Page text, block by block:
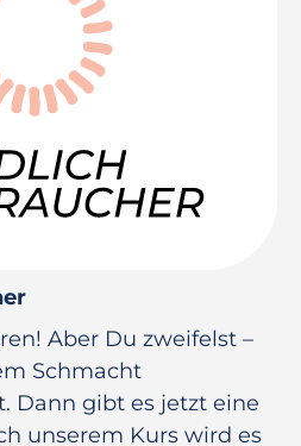
Aber Du zweifelst –
Schmacht
Dann gibt es jetzt eine
unserem Kurs wird es